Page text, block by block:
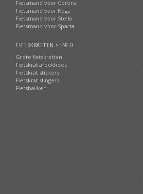
Fietsmand voor Cortina
Fietsmand voor Koga
Fietsmand voor Stella
Fietsmand voor Sparta
FIETSKRATTEN > INFO
Grote fietskratten
Fietskrat afdekhoes
Fietskrat stickers
Fietskrat slingers
Fietsbakken